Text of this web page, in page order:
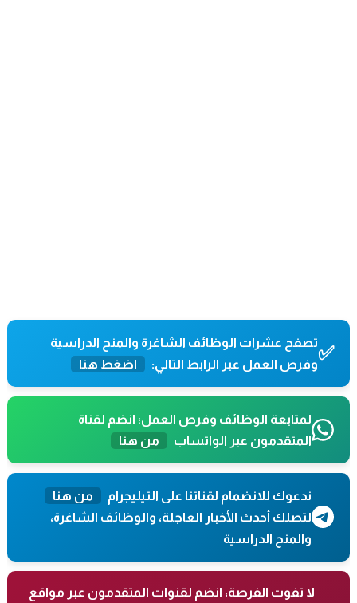
✅تصفح عشرات الوظائف الشاغرة والمنح الدراسية
وفرص العمل عبر الرابط التالي:
اضغط هنا
لمتابعة الوظائف وفرص العمل؛ انضم لقناة
المتقدمون عبر الواتساب
من هنا
ندعوك للانضمام لقناتنا على التيليجرام
من هنا
لتصلك أحدث الأخبار العاجلة، والوظائف الشاغرة،
والمنح الدراسية
لا تفوت الفرصة، انضم لقنوات المتقدمون عبر مواقع